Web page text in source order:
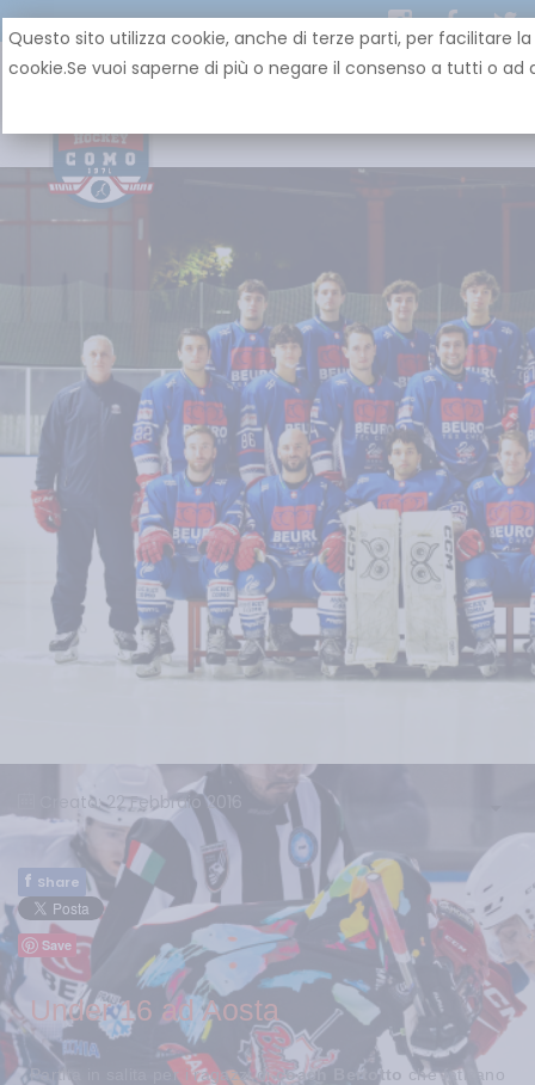
Creato: 22 Febbraio 2016
f Share
Save
Under 16 ad Aosta
Partita in salita per i ragazzi di coach Bertotto che faticano
Questo sito utilizza cookie, anche di terze parti, per facilitare
cookie.Se vuoi saperne di più o negare il consenso a tutti o ad